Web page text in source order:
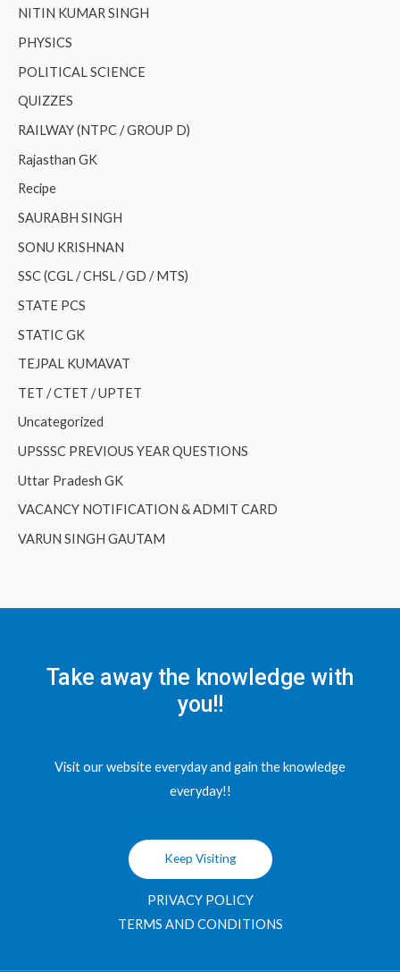
NITIN KUMAR SINGH
PHYSICS
POLITICAL SCIENCE
QUIZZES
RAILWAY (NTPC / GROUP D)
Rajasthan GK
Recipe
SAURABH SINGH
SONU KRISHNAN
SSC (CGL / CHSL / GD / MTS)
STATE PCS
STATIC GK
TEJPAL KUMAVAT
TET / CTET / UPTET
Uncategorized
UPSSSC PREVIOUS YEAR QUESTIONS
Uttar Pradesh GK
VACANCY NOTIFICATION & ADMIT CARD
VARUN SINGH GAUTAM
Take away the knowledge with
you!!
Visit our website everyday and gain the knowledge
everyday!!
Keep Visiting
PRIVACY POLICY
TERMS AND CONDITIONS